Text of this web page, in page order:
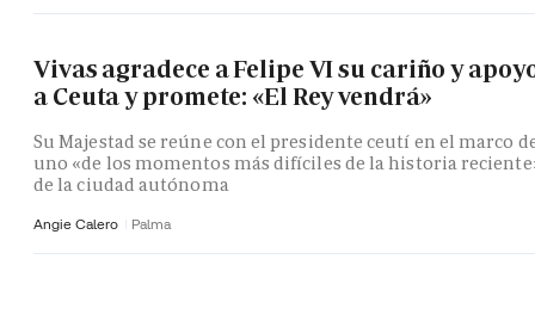
Vivas agradece a Felipe VI su cariño y
a Ceuta y promete: «El Rey vendrá»
Su Majestad se reúne con el presidente ceutí en el marco
uno «de los momentos más difíciles de la historia
de la ciudad autónoma
Angie Calero Palma